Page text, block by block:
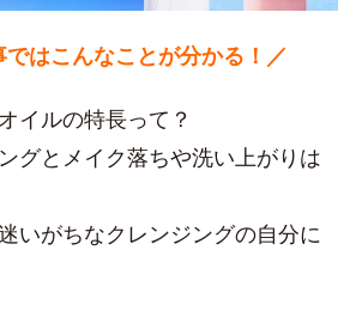
ではこんなことが分かる！／
イルの特長って？
グとメイク落ちや洗い上がりは
いがちなクレンジングの自分に